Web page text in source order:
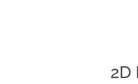
2D